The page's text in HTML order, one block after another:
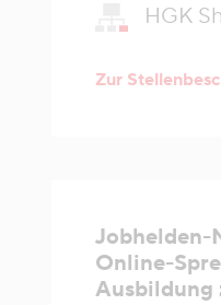
HGK
Zur
Jobhelden-
Online-
Ausbildung